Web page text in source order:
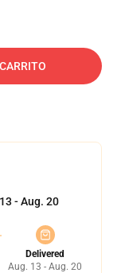
- Aug. 20
Delivered
Aug. 13 - Aug. 20